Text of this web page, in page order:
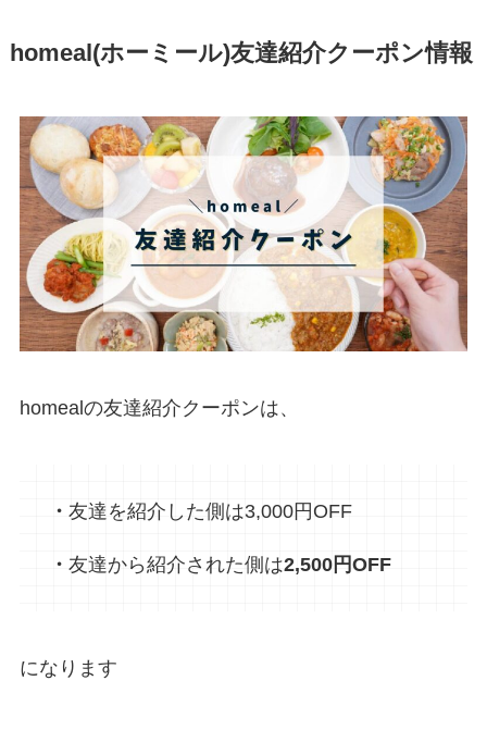
homeal(ホーミール)友達紹介クーポン情報
homealの友達紹介クーポンは、
・ 友達を紹介した側は3,000円OFF
・ 友達から紹介された側は2,500円OFF
になります